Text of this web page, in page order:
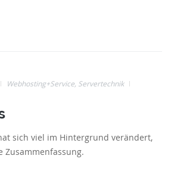
Webhosting+Service Servertechnik
sich viel im Hintergrund verändert,
Zusammenfassung.